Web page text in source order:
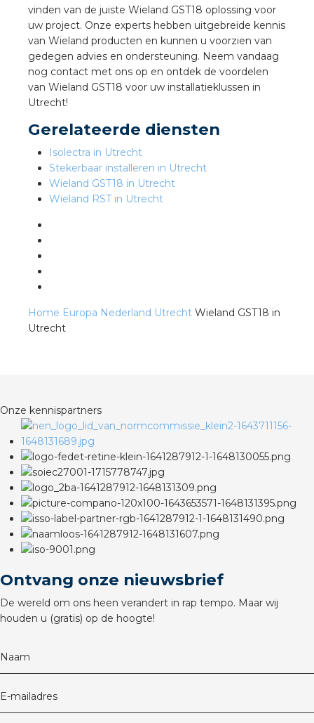
vinden van de juiste Wieland GST18 oplossing voor
uw project. Onze experts hebben uitgebreide kennis
van Wieland producten en kunnen u voorzien van
gedegen advies en ondersteuning. Neem vandaag
nog contact met ons op en ontdek de voordelen
van Wieland GST18 voor uw installatieklussen in
Utrecht!
Gerelateerde diensten
Isolectra in Utrecht
Stekerbaar installeren in Utrecht
Wieland GST18 in Utrecht
Wieland RST in Utrecht
Home Europa Nederland Utrecht Wieland GST18 in
Utrecht
Onze kennispartners
Ontvang onze nieuwsbrief
De wereld om ons heen verandert in rap tempo. Maar wij
houden u (gratis) op de hoogte!
Naam
E-mailadres
waarde
groothandels